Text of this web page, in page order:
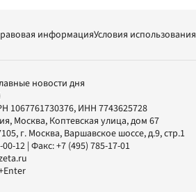
информацияУсловия использования
новости дня
1067761730376, ИНН 7743625728
Москва, Коптевская улица, дом 67
, г. Москва, Варшавское шоссе, д.9, стр.1
00-12 | Факс:+7 (495) 785-17-01